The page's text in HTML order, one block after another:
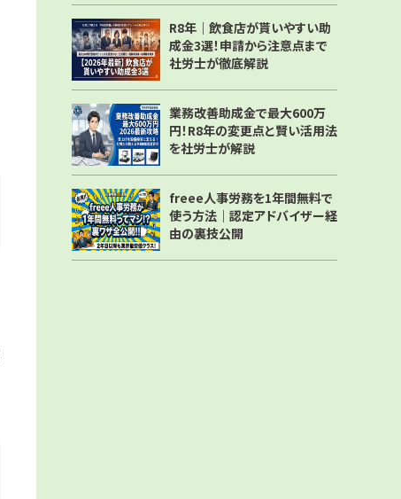
R8年｜飲食店が貰いやすい助
成金3選！申請から注意点まで
社労士が徹底解説
業務改善助成金で最大600万
円！R8年の変更点と賢い活用法
を社労士が解説
freee人事労務を1年間無料で
使う方法｜認定アドバイザー経
由の裏技公開